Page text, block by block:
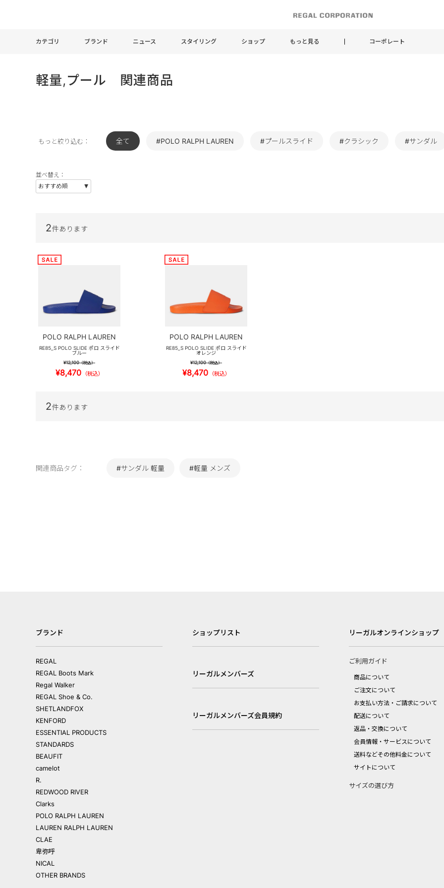
カテゴリ ブランド ニュース スタイリング ショップ もっと見る コーポレート
軽量,プール 関連商品
もっと絞り込む： 全て #POLO RALPH LAUREN #プールスライド #クラシック #サンダル
並べ替え：
2件あります
POLO RALPH LAUREN
RE85_S POLO SLIDE ポロ スライド
ブルー
¥12,100（税込）
¥8,470 （税込）
POLO RALPH LAUREN
RE85_S POLO SLIDE ポロ スライド
オレンジ
¥12,100（税込）
¥8,470 （税込）
2件あります
関連商品タグ： #サンダル 軽量 #軽量 メンズ
ブランド
REGAL
REGAL Boots Mark
Regal Walker
REGAL Shoe & Co.
SHETLANDFOX
KENFORD
ESSENTIAL PRODUCTS
STANDARDS
BEAUFIT
camelot
R.
REDWOOD RIVER
Clarks
POLO RALPH LAUREN
LAUREN RALPH LAUREN
CLAE
卑弥呼
NICAL
OTHER BRANDS
ショップリスト
リーガルメンバーズ
リーガルメンバーズ会員規約
リーガルオンラインショップ
ご利用ガイド
商品について
ご注文について
お支払い方法・ご請求について
配送について
返品・交換について
会員情報・サービスについて
送料などその他料金について
サイトについて
サイズの選び方